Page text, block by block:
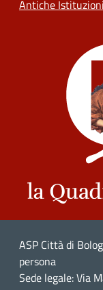
Antiche
ASP Città di
persona
Sede legale: Via